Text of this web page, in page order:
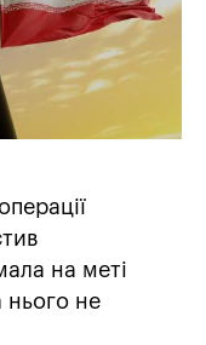
на меті
нього не